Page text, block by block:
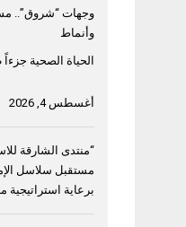
وجهات “شروق”..
وأنماط
الحياة الصحية جزءاً
أغسطس 4, 2026
مستقبل سلاسل
برعاية استراتيجية